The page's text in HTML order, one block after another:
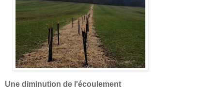
Une diminution de l'écoulement